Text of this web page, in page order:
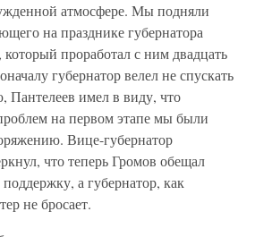
атмосфере. Мы подняли
на празднике губернатора
проработал с ним двадцать
губернатор велел не спускать
имел в виду, что
на первом этапе мы были
Вице-губернатор
что теперь Громов обещал
а губернатор, как
не бросает.